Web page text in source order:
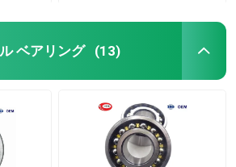
ベアリング (13)